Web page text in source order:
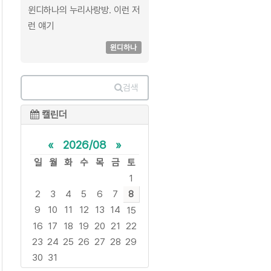
윈디하나의 누리사랑방. 이런 저
런 얘기
윈디하나
검색
캘린더
« 2026/08 »
일 월 화 수 목 금
토
1
2
3 4 5 6 7
8
9
10 11 12 13 14
15
16 17 18 19 20 21
22
23 24 25 26 27 28 29
30 31